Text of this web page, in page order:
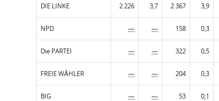
DIE LINKE 2 226 3,7 2 367 3,9
NPD — — 158 0,3
Die PARTEI — — 322 0,5
FREIE WÄHLER — — 204 0,3
BIG — — 53 0,1